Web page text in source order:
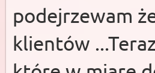
podejrzewam
klientów